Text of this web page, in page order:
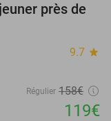
25%
près de
9.7 star
Régulier 158€
119€